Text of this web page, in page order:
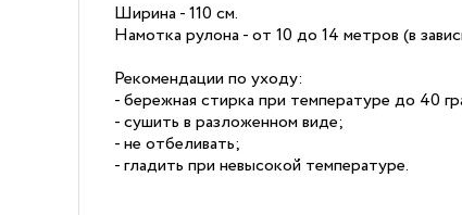
Ширина - 110 см.
Намотка рулона - от 10 до 14 метров (в
Рекомендации по уходу:
- бережная стирка при температуре до 40
- сушить в разложенном виде;
- не отбеливать;
- гладить при невысокой температуре.